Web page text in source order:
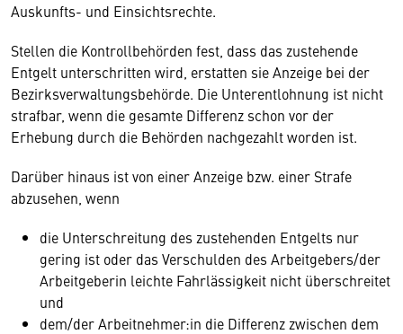
Auskunfts- und Einsichtsrechte.
Stellen die Kontrollbehörden fest, dass das zustehende
Entgelt unterschritten wird, erstatten sie Anzeige bei der
Bezirksverwaltungsbehörde. Die Unterentlohnung ist nicht
strafbar, wenn die gesamte Differenz schon vor der
Erhebung durch die Behörden nachgezahlt worden ist.
Darüber hinaus ist von einer Anzeige bzw. einer Strafe
abzusehen, wenn
die Unterschreitung des zustehenden Entgelts nur
gering ist oder das Verschulden des Arbeitgebers/der
Arbeitgeberin leichte Fahrlässigkeit nicht überschreitet
und
dem/der Arbeitnehmer:in die Differenz zwischen dem